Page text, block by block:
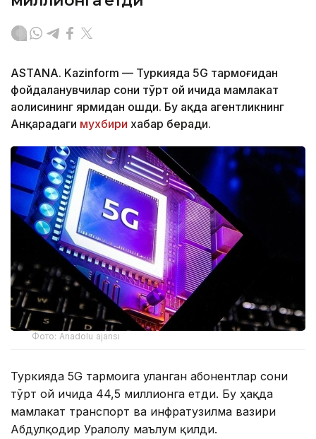
ASTANA. Kazinform — Туркияда 5G тармоғидан
фойдаланувчилар сони тўрт ой ичида мамлакат
аҳолисининг ярмидан ошди. Бу ҳақда агентликнинг
Анқарадаги мухбири хабар беради.
Фото: Anadolu ajansı
Туркияда 5G тармоғига уланган абонентлар сони
тўрт ой ичида 44,5 миллионга етди. Бу ҳақда
мамлакат транспорт ва инфратузилма вазири
Абдулқодир Уралоғлу маълум қилди.